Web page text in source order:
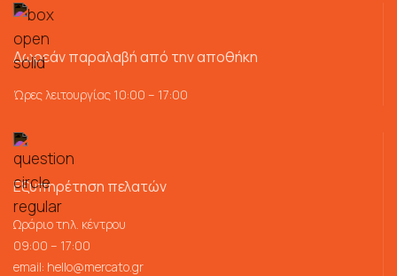
Δωρεάν παραλαβή από την αποθήκη
Ώρες λειτουργίας 10:00 – 17:00
Εξυπηρέτηση πελατών
Ωράριο τηλ. κέντρου
09:00 – 17:00
email: hello@mercato.gr